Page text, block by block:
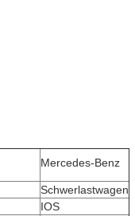
Mercedes-Benz
Schwerlastwagen
IOS